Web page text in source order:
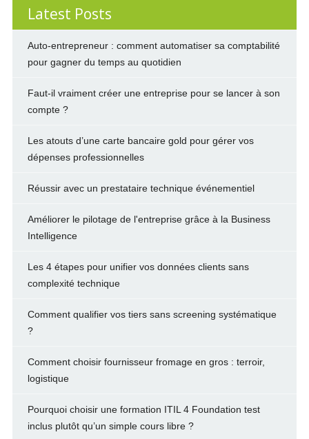
Latest Posts
Auto-entrepreneur : comment automatiser sa comptabilité
pour gagner du temps au quotidien
Faut-il vraiment créer une entreprise pour se lancer à son
compte ?
Les atouts d’une carte bancaire gold pour gérer vos
dépenses professionnelles
Réussir avec un prestataire technique événementiel
Améliorer le pilotage de l'entreprise grâce à la Business
Intelligence
Les 4 étapes pour unifier vos données clients sans
complexité technique
Comment qualifier vos tiers sans screening systématique
?
Comment choisir fournisseur fromage en gros : terroir,
logistique
Pourquoi choisir une formation ITIL 4 Foundation test
inclus plutôt qu’un simple cours libre ?